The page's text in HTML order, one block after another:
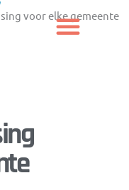
voor elke gemeente